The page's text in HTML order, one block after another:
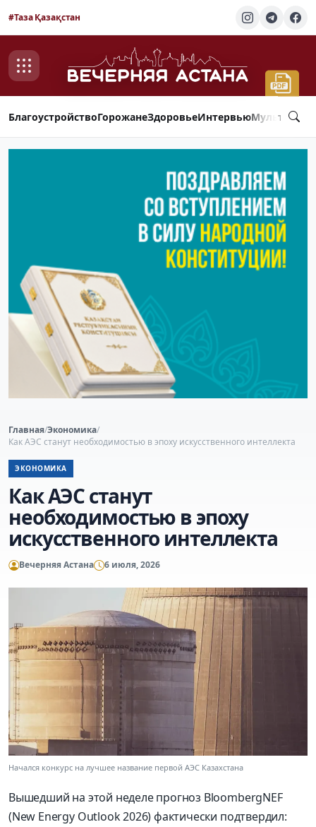
#Таза Қазақстан
БлагоустройствоГорожанеЗдоровьеИнтервью
Главная/Экономика/
Как АЭС станут необходимостью в эпоху искусственного интеллекта
ЭКОНОМИКА
Как АЭС станут
необходимостью в эпоху
искусственного интеллекта
Вечерняя Астана 6 июля, 2026
Начался конкурс на лучшее название первой АЭС Казахстана
Вышедший на этой неделе прогноз BloombergNEF
(New Energy Outlook 2026) фактически подтвердил: